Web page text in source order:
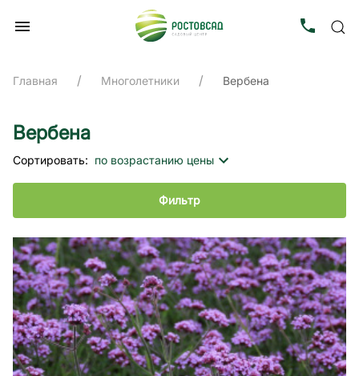
Главная Многолетники Вербена
Вербена
Сортировать: по возрастанию цены
Фильтр